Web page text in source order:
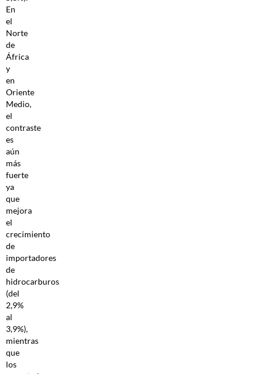
En
el
Norte
de
África
y
en
Oriente
Medio,
el
contraste
es
aún
más
fuerte
ya
que
mejora
el
crecimiento
de
importadores
de
hidrocarburos
(del
2,9%
al
3,9%),
mientras
que
los